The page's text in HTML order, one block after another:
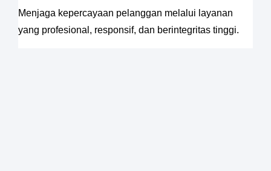
Menjaga kepercayaan pelanggan melalui layanan
yang profesional, responsif, dan berintegritas tinggi.